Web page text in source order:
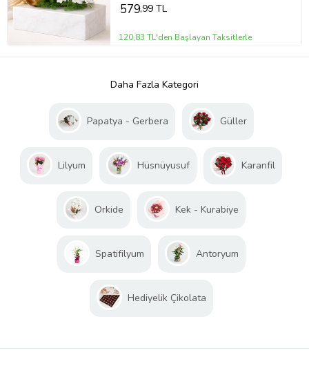
579,99 TL
120,83 TL'den Başlayan Taksitlerle
Daha Fazla Kategori
Papatya - Gerbera Güller
Lilyum Hüsnüyusuf Karanfil
Orkide Kek - Kurabiye
Spatifilyum Antoryum
Hediyelik Çikolata